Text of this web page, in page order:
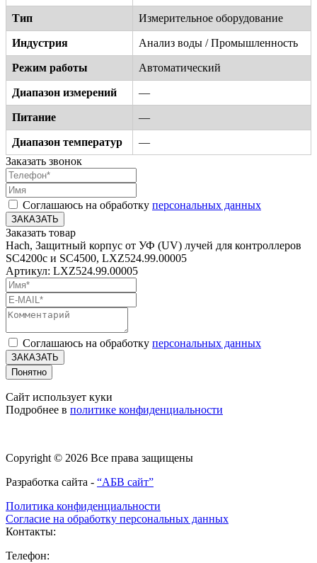
Тип Измерительное оборудование
Индустрия Анализ воды / Промышленность
Режим работы Автоматический
Диапазон измерений —
Питание —
Диапазон температур
—
Заказать звонок
Соглашаюсь на обработку персональных данных
ЗАКАЗАТЬ
Заказать товар
Hach, Защитный корпус от УФ (UV) лучей для контроллеров
SC4200c и SC4500, LXZ524.99.00005
Артикул: LXZ524.99.00005
Соглашаюсь на обработку персональных данных
ЗАКАЗАТЬ
Понятно
Сайт использует куки
Подробнее в политике конфиденциальности
Copyright © 2026 Все права защищены
Разработка сайта - “АБВ сайт”
Политика конфиденциальности
Согласие на обработку персональных данных
Контакты:
Телефон: